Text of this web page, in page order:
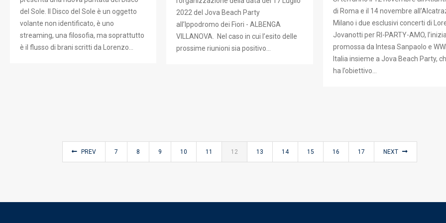
del Sole. Il Disco del Sole è un oggetto
volante non identificato, è uno
streaming, una filosofia, ma soprattutto
è il flusso di brani scritti da Lorenzo…
di Roma e il 14 novembre
Milano i due esclusivi concerti di
Jovanotti per RI-PARTY-AMO,
promossa da Intesa Sanpaolo e
Italia insieme a Jova Beach Party,
ha l’obiettivo…
2022 del Jova Beach Party
all’Ippodromo dei Fiori - ALBENGA
VILLANOVA. Nel caso in cui l’esito delle
prossime riunioni sia positivo…
PREV 7 8 9 10 11 12 13 14 15 16 17 NEXT